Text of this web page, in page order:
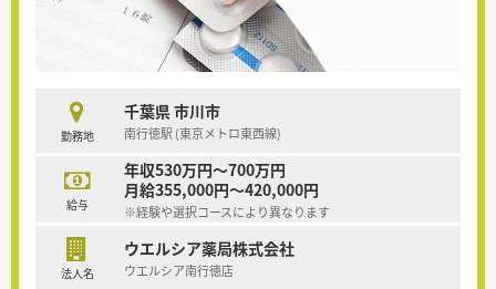
勤務地
千葉県 市川市
南行徳駅 (東京メトロ東西線)
給与
年収530万円～700万円
月給355,000円～420,000円
※経験や選択コースにより異なります
法人名
ウエルシア薬局株式会社
ウエルシア南行徳店